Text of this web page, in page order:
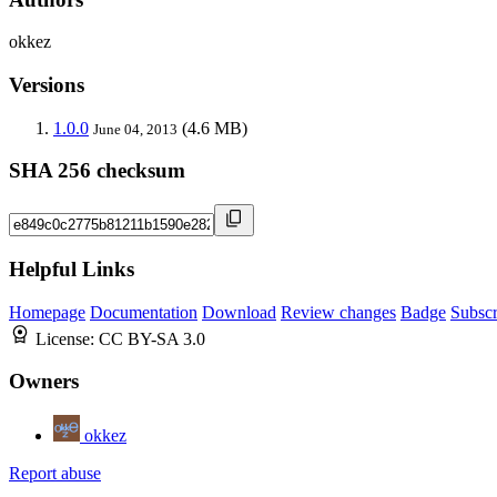
okkez
Versions
1.0.0 June 04, 2013 (4.6 MB)
SHA 256 checksum
Helpful Links
Homepage Documentation Download Review changes Badge
License: CC BY-SA 3.0
Owners
okkez
Report abuse